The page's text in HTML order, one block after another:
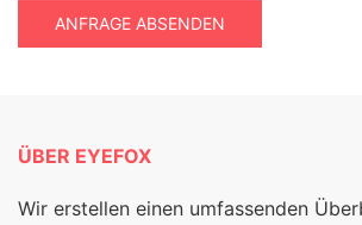
ANFRAGE ABSENDEN
ÜBER EYEFOX
Wir erstellen einen umfassenden